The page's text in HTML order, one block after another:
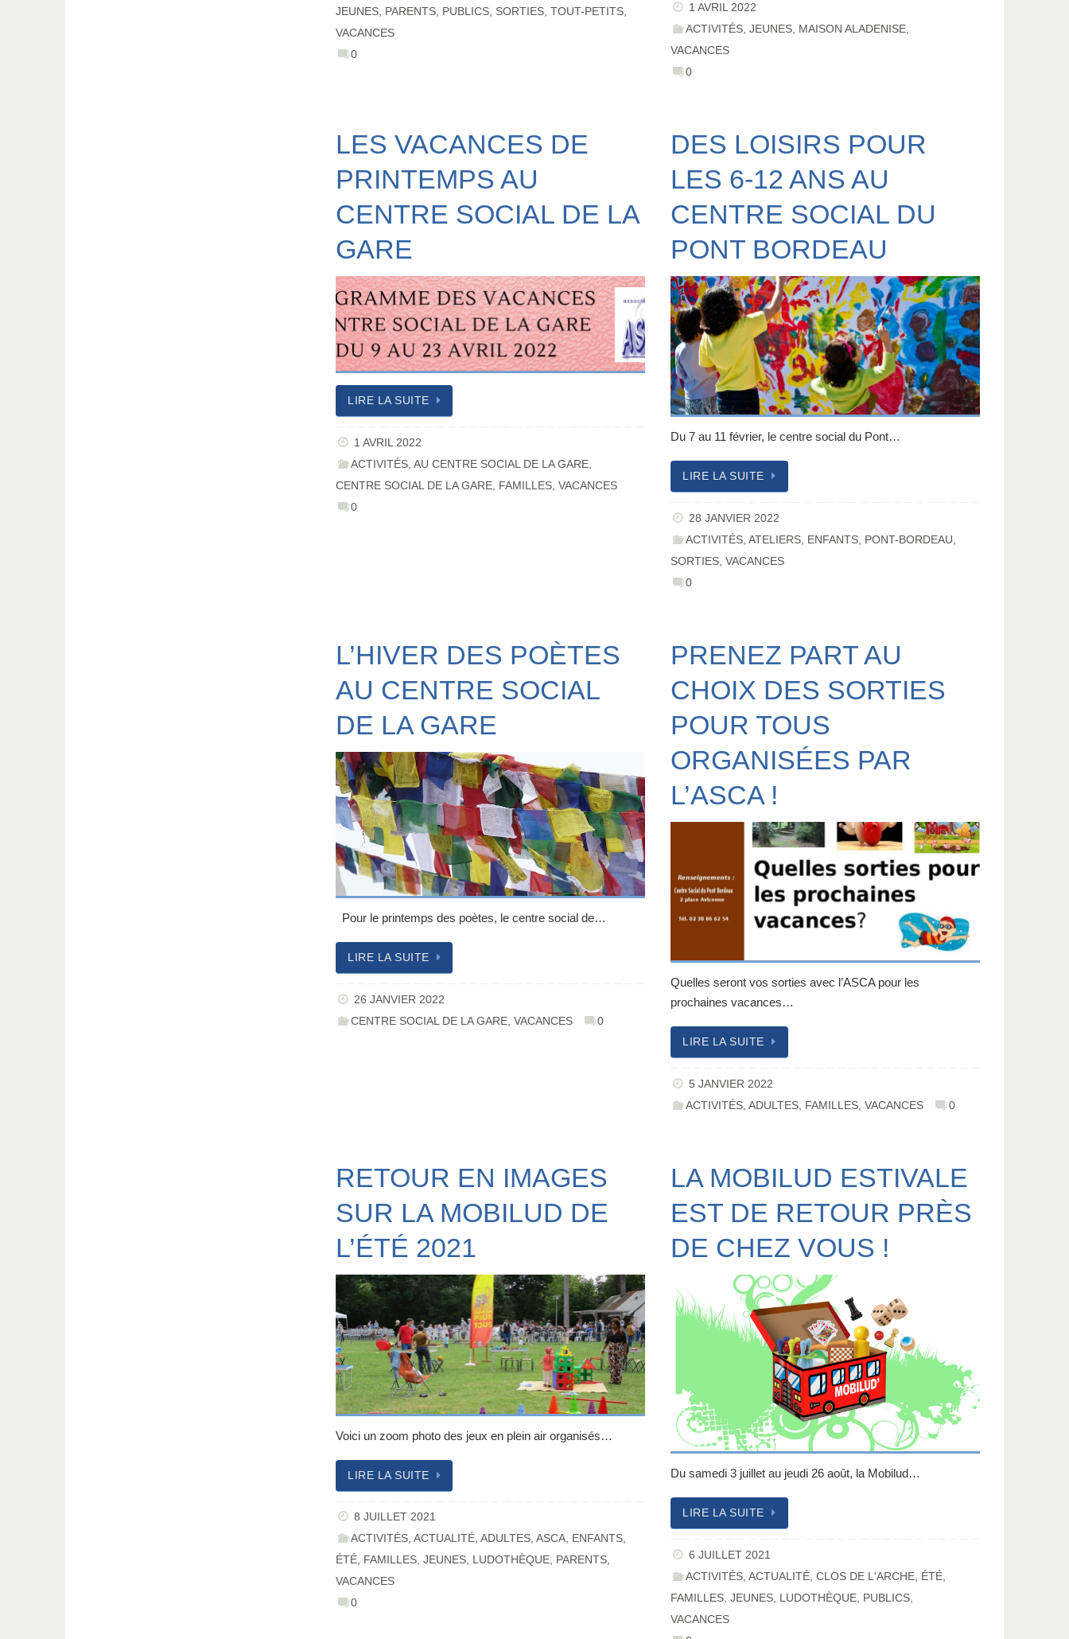
JEUNES
PARENTS PUBLICS SORTIES TOUT-PETITS
VACANCES
0
1 AVRIL 2022
ACTIVITÉS ,JEUNES MAISON ALADENISE
VACANCES
0
LES VACANCES DE
PRINTEMPS AU
CENTRE SOCIAL DE LA
GARE
LIRE LA SUITE
1 AVRIL 2022
ACTIVITÉS ,AU CENTRE SOCIAL DE LA GARE
CENTRE SOCIAL DE LA GARE FAMILLES VACANCES
0
DES LOISIRS POUR
LES 6-12 ANS AU
CENTRE SOCIAL DU
PONT BORDEAU
Du 7 au 11 février, le centre social du Pont…
LIRE LA SUITE
28 JANVIER 2022
ACTIVITÉS ,ATELIERS ENFANTS PONT-BORDEAU
SORTIES ,VACANCES
0
L’HIVER DES POÈTES
AU CENTRE SOCIAL
DE LA GARE
Pour le printemps des poètes, le centre social de…
LIRE LA SUITE
26 JANVIER 2022
CENTRE SOCIAL DE LA GARE,VACANCES 0
PRENEZ PART AU
CHOIX DES SORTIES
POUR TOUS
ORGANISÉES PAR
L’ASCA !
Quelles seront vos sorties avec l’ASCA pour les
prochaines vacances…
LIRE LA SUITE
5 JANVIER 2022
ACTIVITÉS,ADULTES, FAMILLES,VACANCES 0
RETOUR EN IMAGES
SUR LA MOBILUD DE
L’ÉTÉ 2021
Voici un zoom photo des jeux en plein air organisés…
LIRE LA SUITE
8 JUILLET 2021
ACTIVITÉS,ACTUALITÉ,ADULTES,ASCA, ENFANTS,
ÉTÉ, FAMILLES, JEUNES, LUDOTHÈQUE, PARENTS,
VACANCES
0
LA MOBILUD ESTIVALE
EST DE RETOUR PRÈS
DE CHEZ VOUS !
Du samedi 3 juillet au jeudi 26 août, la Mobilud…
LIRE LA SUITE
6 JUILLET 2021
ACTIVITÉS ,ACTUALITÉ ,CLOS DE L'ARCHE ÉTÉ
FAMILLES ,JEUNES LUDOTHÈQUE PUBLICS
VACANCES